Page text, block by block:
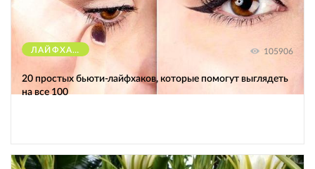
ЛАЙФХАКИ 105906
20 простых бьюти-лайфхаков, которые помогут выглядеть
на все 100